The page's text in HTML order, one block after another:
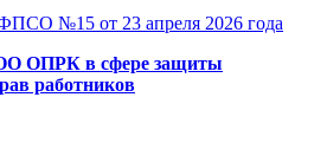
№15 от 23 апреля 2026 года
ОПРК в сфере защиты
работников